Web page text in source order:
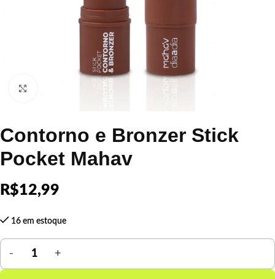
Contorno e Bronzer Stick
Pocket Mahav
R$12,99
16 em estoque